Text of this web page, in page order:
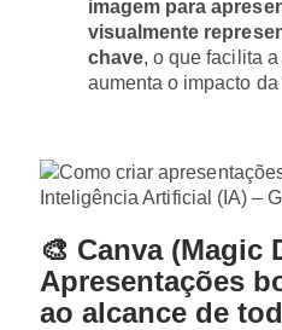
imagem para
visualmente
chave, o que facilita
aumenta o impacto
🎨 Canva (Magic
Apresentações
ao alcance de